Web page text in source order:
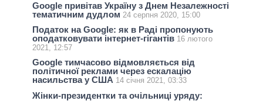
Google привітав Україну з Днем Незалежності
тематичним дудлом 24 серпня 2020, 15:00
Податок на Google: як в Раді пропонують
оподатковувати інтернет-гігантів 16 лютого
2021, 12:57
Google тимчасово відмовляється від
політичної реклами через ескалацію
насильства у США 14 січня 2021, 03:33
Жінки-президентки та очільниці уряду: